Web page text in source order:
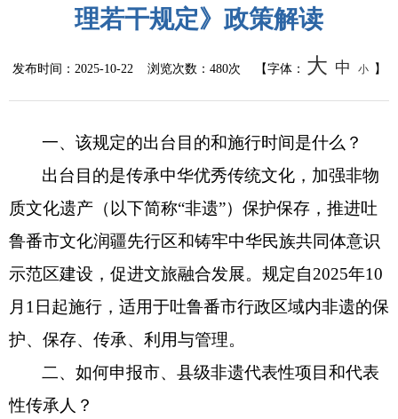
总结报告
人事管理
国务院文件
政策法规
政府规章
政策解读
理若干规定》政策解读
发布时间： 2025-10-22浏览次数： 480次 【字体： 大 中 小 】
一、该规定的出台目的和施行时间是什么？
出台目的是传承中华优秀传统文化，加强非物
质文化遗产（以下简称“非遗”）保护保存，推进吐
鲁番市文化润疆先行区和铸牢中华民族共同体意识
示范区建设，促进文旅融合发展。规定自2025年10
月1日起施行，适用于吐鲁番市行政区域内非遗的保
护、保存、传承、利用与管理。
二、如何申报市、县级非遗代表性项目和代表
性传承人？